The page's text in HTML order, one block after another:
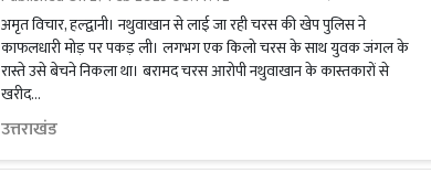
अमृत विचार, हल्द्वानी। नथुवाखान से लाई जा रही चरस की खेप पुलिस ने
काफलधारी मोड़ पर पकड़ ली। लगभग एक किलो चरस के साथ युवक जंगल के
रास्ते उसे बेचने निकला था। बरामद चरस आरोपी नथुवाखान के कास्तकारों से
खरीद...
उत्तराखंड